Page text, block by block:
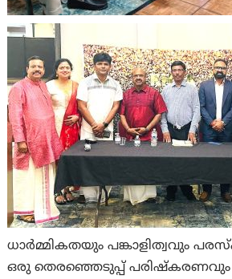
ധാർമ്മികതയും പങ്കാളിത്വവും
ഒരു തെരഞ്ഞെടുപ്പ് പരിഷ്കരണവും